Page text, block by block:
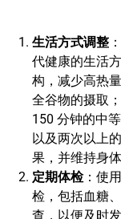
生活方式调整 ：
代健康的生活
构，减少高热
全谷物的摄取
150 分钟的中
以及两次以上
果，并维持身体
定期体检：使用
检，包括血糖
查，以便及时